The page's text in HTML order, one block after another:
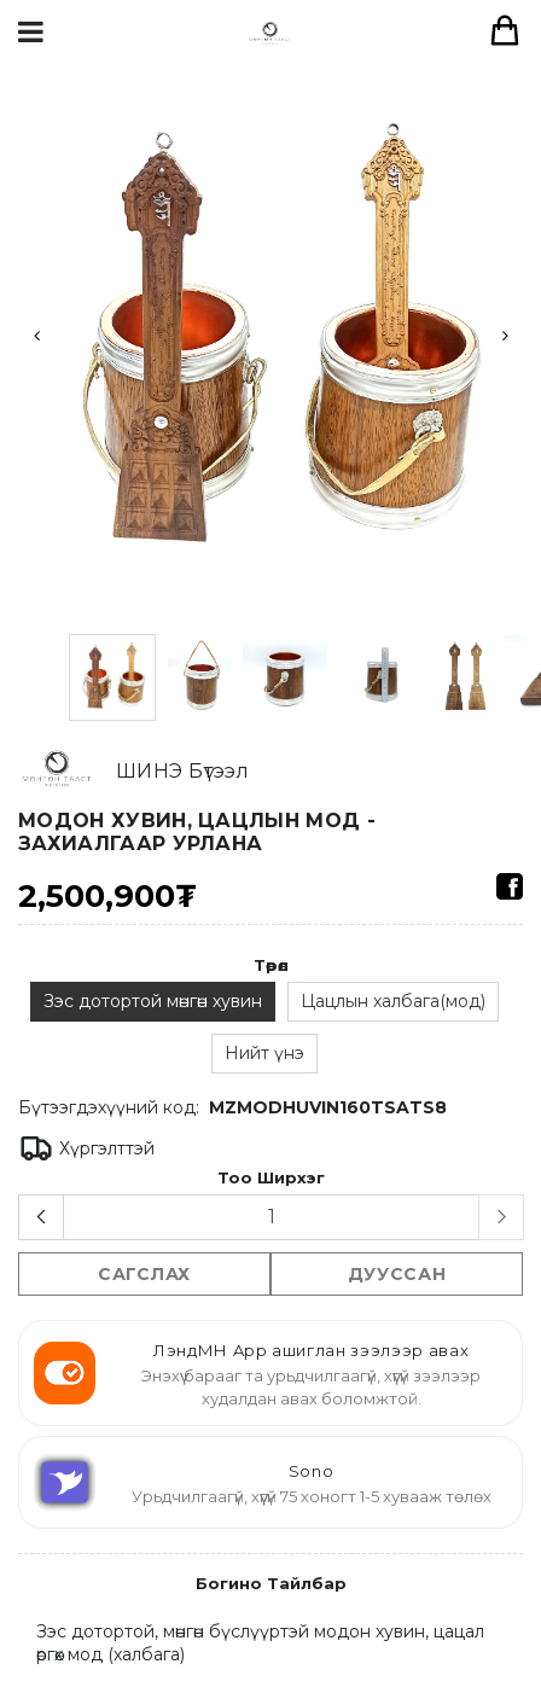
ШИНЭ Бүтээл
МОДОН ХУВИН, ЦАЦЛЫН МОД -
ЗАХИАЛГААР УРЛАНА
2,500,900₮
Төрөл
Зэс дотортой мөнгөн хувин Цацлын халбага(мод)
Нийт үнэ
Бүтээгдэхүүний код: MZMODHUVIN160TSATS8
Хүргэлттэй
Тоо Ширхэг
САГСЛАХ ДУУССАН
ЛэндМН App ашиглан зээлээр авах
Энэхүү барааг та урьдчилгаагүй, хүүгүй зээлээр
худалдан авах боломжтой.
Sono
Урьдчилгаагүй, хүүгүй 75 хоногт 1-5 хувааж төлөх
Богино Тайлбар
Зэс дотортой, мөнгөн бүслүүртэй модон хувин, цацал
өргөх мод (халбага)